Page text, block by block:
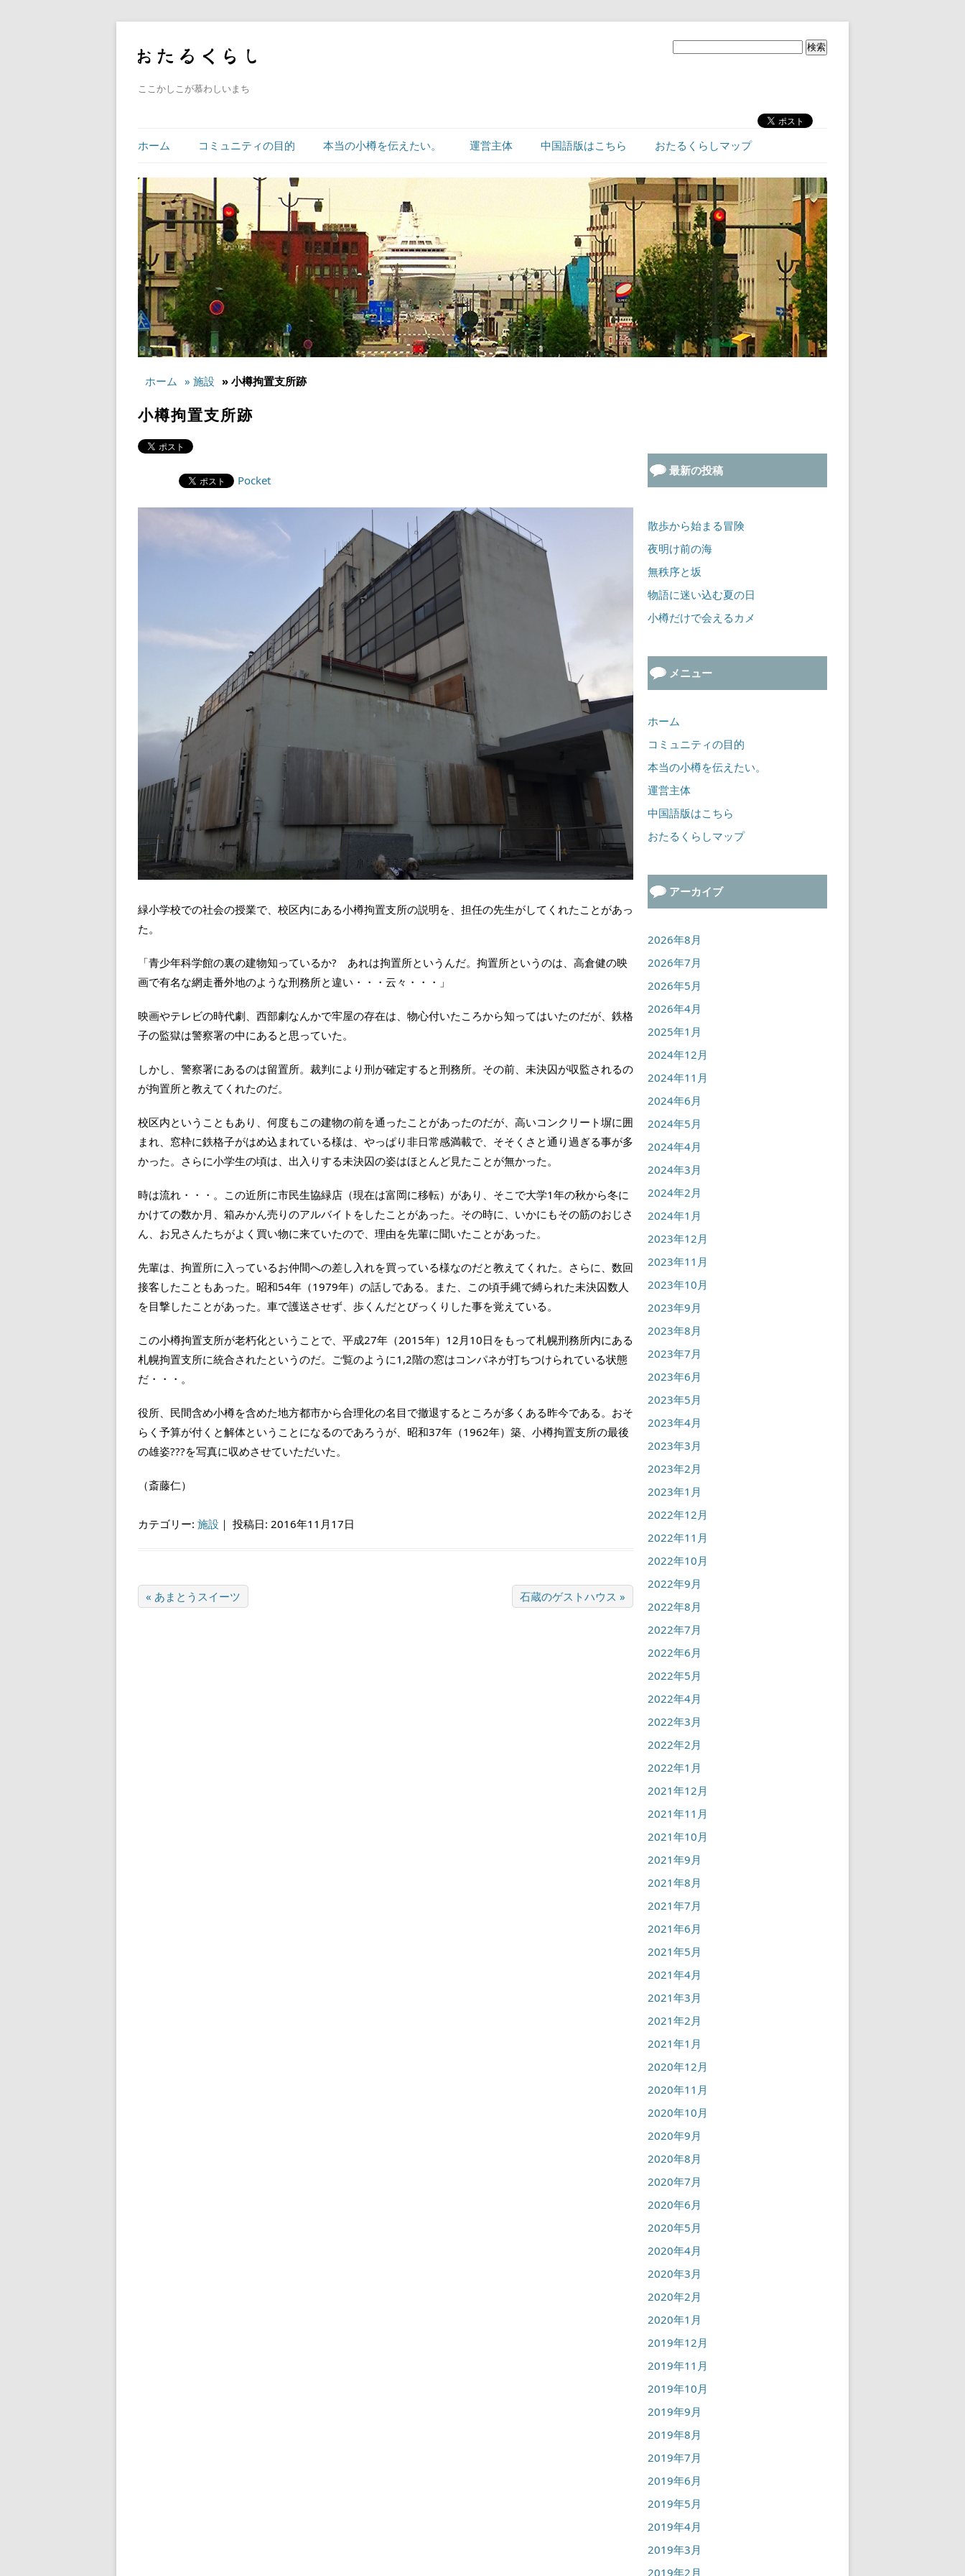
ここかしこが慕わしいまち
ホーム コミュニティの目的 本当の小樽を伝えたい。 運営主体 中国語版はこちら おたるくらしマップ
ホーム » 施設 » 小樽拘置支所跡
小樽拘置支所跡
Pocket
緑小学校での社会の授業で、校区内にある小樽拘置支所の説明を、担任の先生がしてくれたことがあっ
た。
「青少年科学館の裏の建物知っているか? あれは拘置所というんだ。拘置所というのは、高倉健の映
画で有名な網走番外地のような刑務所と違い・・・云々・・・」
映画やテレビの時代劇、西部劇なんかで牢屋の存在は、物心付いたころから知ってはいたのだが、鉄格
子の監獄は警察署の中にあると思っていた。
しかし、警察署にあるのは留置所。裁判により刑が確定すると刑務所。その前、未決囚が収監されるの
が拘置所と教えてくれたのだ。
校区内ということもあり、何度もこの建物の前を通ったことがあったのだが、高いコンクリート塀に囲
まれ、窓枠に鉄格子がはめ込まれている様は、やっぱり非日常感満載で、そそくさと通り過ぎる事が多
かった。さらに小学生の頃は、出入りする未決囚の姿はほとんど見たことが無かった。
時は流れ・・・。この近所に市民生協緑店（現在は富岡に移転）があり、そこで大学1年の秋から冬に
かけての数か月、箱みかん売りのアルバイトをしたことがあった。その時に、いかにもその筋のおじさ
ん、お兄さんたちがよく買い物に来ていたので、理由を先輩に聞いたことがあった。
先輩は、拘置所に入っているお仲間への差し入れを買っている様なのだと教えてくれた。さらに、数回
接客したこともあった。昭和54年（1979年）の話しである。また、この頃手縄で縛られた未決囚数人
を目撃したことがあった。車で護送させず、歩くんだとびっくりした事を覚えている。
この小樽拘置支所が老朽化ということで、平成27年（2015年）12月10日をもって札幌刑務所内にある
札幌拘置支所に統合されたというのだ。ご覧のように1,2階の窓はコンパネが打ちつけられている状態
だ・・・。
役所、民間含め小樽を含めた地方都市から合理化の名目で撤退するところが多くある昨今である。おそ
らく予算が付くと解体ということになるのであろうが、昭和37年（1962年）築、小樽拘置支所の最後
の雄姿???を写真に収めさせていただいた。
（斎藤仁）
カテゴリー: 施設 ｜ 投稿日: 2016年11月17日
« あまとうスイーツ 石蔵のゲストハウス »
最新の投稿
散歩から始まる冒険
夜明け前の海
無秩序と坂
物語に迷い込む夏の日
小樽だけで会えるカメ
メニュー
ホーム
コミュニティの目的
本当の小樽を伝えたい。
運営主体
中国語版はこちら
おたるくらしマップ
アーカイブ
2026年8月
2026年7月
2026年5月
2026年4月
2025年1月
2024年12月
2024年11月
2024年6月
2024年5月
2024年4月
2024年3月
2024年2月
2024年1月
2023年12月
2023年11月
2023年10月
2023年9月
2023年8月
2023年7月
2023年6月
2023年5月
2023年4月
2023年3月
2023年2月
2023年1月
2022年12月
2022年11月
2022年10月
2022年9月
2022年8月
2022年7月
2022年6月
2022年5月
2022年4月
2022年3月
2022年2月
2022年1月
2021年12月
2021年11月
2021年10月
2021年9月
2021年8月
2021年7月
2021年6月
2021年5月
2021年4月
2021年3月
2021年2月
2021年1月
2020年12月
2020年11月
2020年10月
2020年9月
2020年8月
2020年7月
2020年6月
2020年5月
2020年4月
2020年3月
2020年2月
2020年1月
2019年12月
2019年11月
2019年10月
2019年9月
2019年8月
2019年7月
2019年6月
2019年5月
2019年4月
2019年3月
2019年2月